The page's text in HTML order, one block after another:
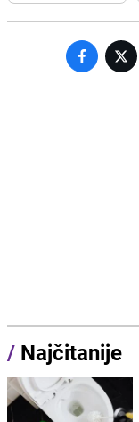
/ Najčitanije